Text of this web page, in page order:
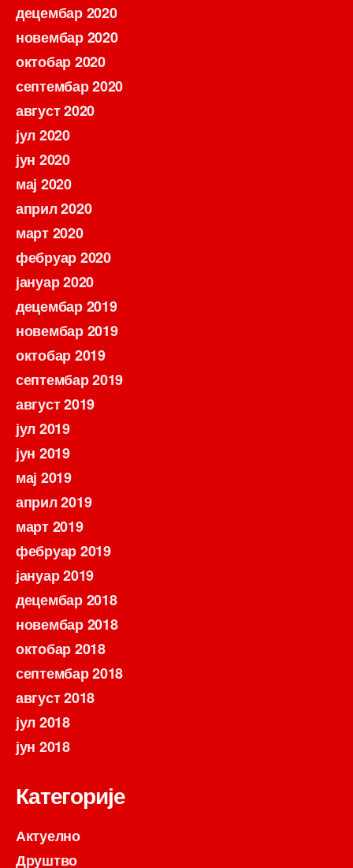
децембар 2020
новембар 2020
октобар 2020
септембар 2020
август 2020
јул 2020
јун 2020
мај 2020
април 2020
март 2020
фебруар 2020
јануар 2020
децембар 2019
новембар 2019
октобар 2019
септембар 2019
август 2019
јул 2019
јун 2019
мај 2019
април 2019
март 2019
фебруар 2019
јануар 2019
децембар 2018
новембар 2018
октобар 2018
септембар 2018
август 2018
јул 2018
јун 2018
Категорије
Актуелно
Друштво